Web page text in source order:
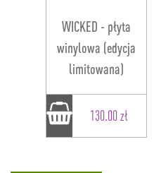
WICKED - płyta
winylowa (edycja
limitowana)
130.00 zł